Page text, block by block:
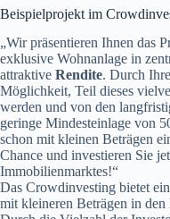
Beispielprojekt im
„Wir präsentieren Ihnen das
exklusive Wohnanlage in
attraktive Rendite. Durch
Möglichkeit, Teil dieses
werden und von den
geringe Mindesteinlage von
schon mit kleinen Beträgen
Chance und investieren Sie
Immobilienmarktes!“
Das Crowdinvesting bietet
mit kleineren Beträgen in